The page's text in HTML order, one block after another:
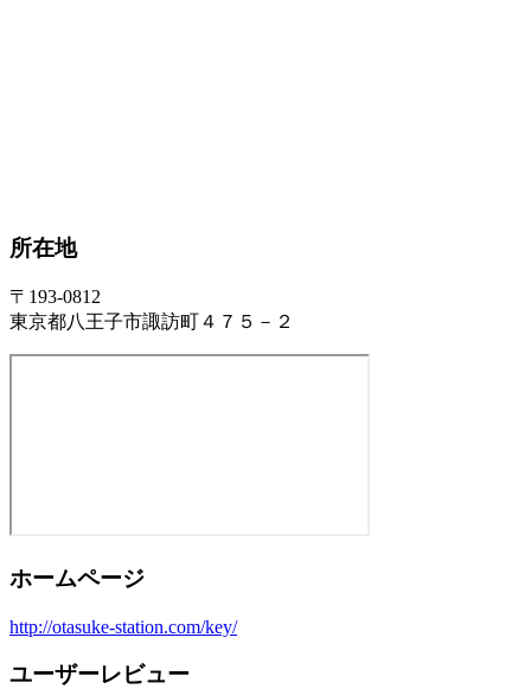
所在地
〒193-0812
東京都八王子市諏訪町４７５－２
ホームページ
http://otasuke-station.com/key/
ユーザーレビュー